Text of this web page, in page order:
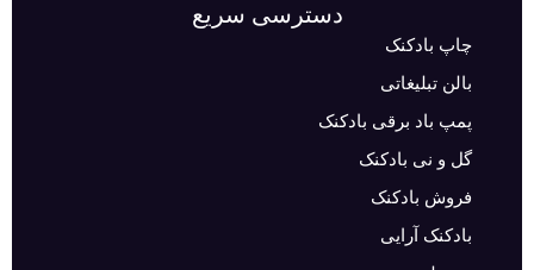
دسترسی سریع
چاپ بادکنک
بالن تبلیغاتی
پمپ باد برقی بادکنک
گل و نی بادکنک
فروش بادکنک
بادکنک آرایی